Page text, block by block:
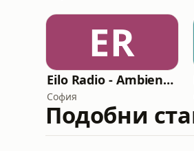
ER
Eilo Radio - Ambient and Chill Radio
София
Подобни